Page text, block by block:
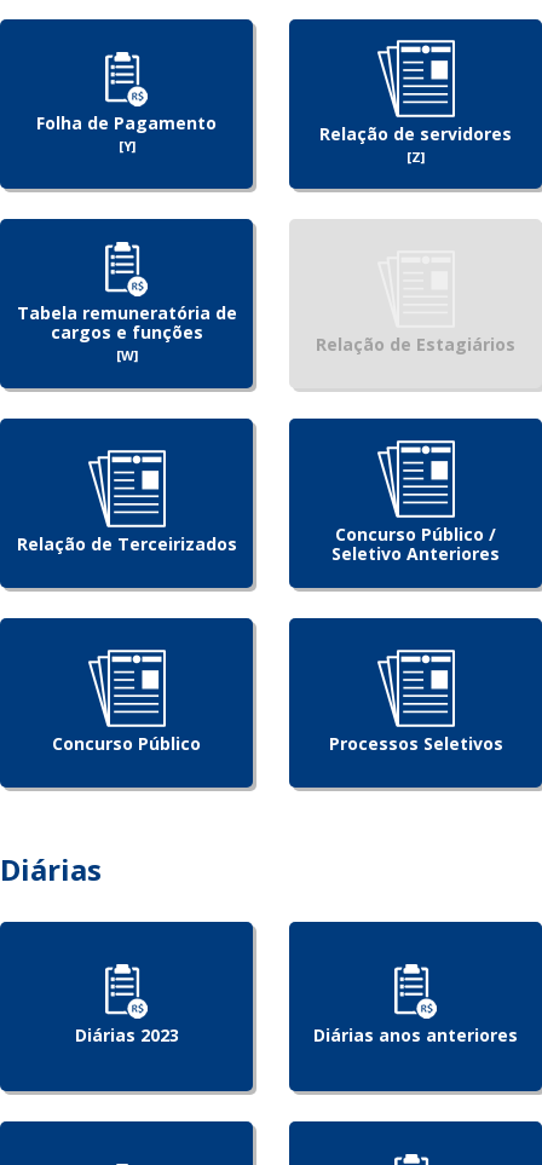
Folha de Pagamento
[Y]
Relação de servidores
[Z]
Tabela remuneratória de
cargos e funções
[W] Relação de Estagiários
Relação de Terceirizados
Concurso Público /
Seletivo Anteriores
Concurso Público Processos Seletivos
Diárias
Diárias 2023 Diárias anos anteriores